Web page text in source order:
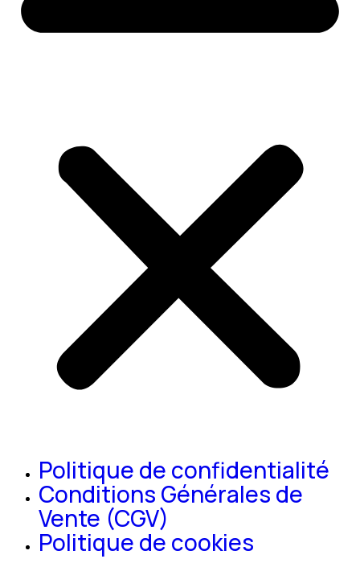
Politique de confidentialité
Conditions Générales de
Vente (CGV)
Politique de cookies